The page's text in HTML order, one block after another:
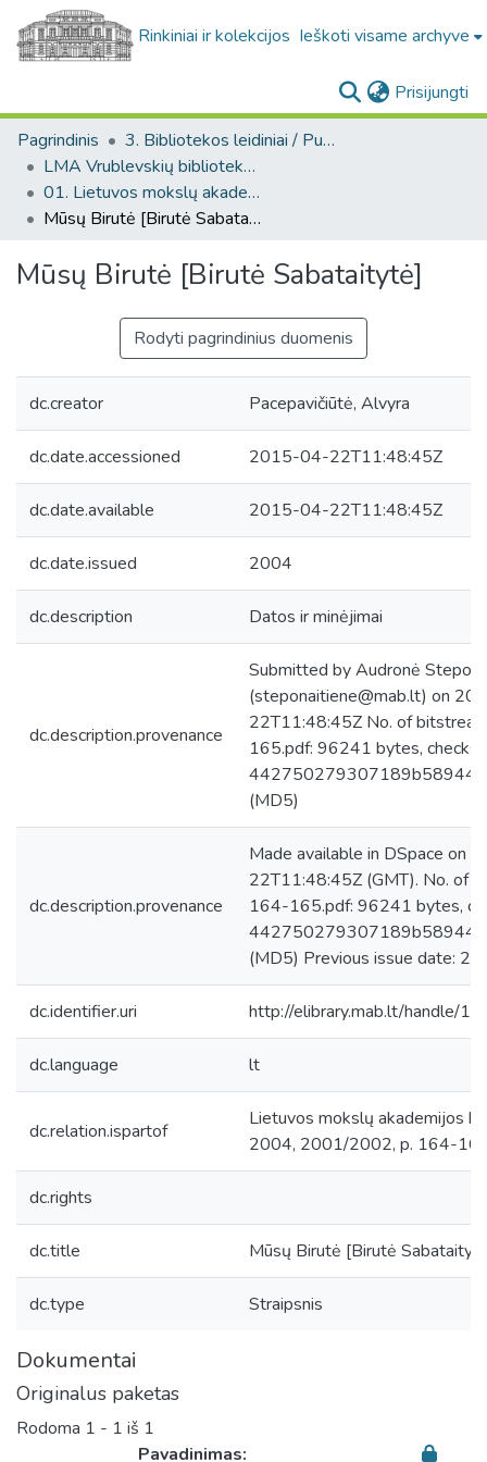
Rinkiniai ir kolekcijos Ieškoti visame archyve
Prisijungti
Pagrindinis
3. Bibliotekos leidiniai / Publications of the Library
LMA Vrublevskių bibliotekos darbai
01. Lietuvos mokslų akademijos biblioteka, 2001/2002
Mūsų Birutė [Birutė Sabataitytė]
Mūsų Birutė [Birutė Sabataitytė]
Rodyti pagrindinius duomenis
dc.creator Pacepavičiūtė, Alvyra
dc.date.accessioned 2015-04-22T11:48:45Z
dc.date.available 2015-04-22T11:48:45Z
dc.date.issued 2004
dc.description Datos ir minėjimai
dc.description.provenance
Submitted by Audronė
(steponaitiene@mab.lt) on
22T11:48:45Z No. of
165.pdf: 96241 bytes,
(MD5)
dc.description.provenance
Made available in DSpace on
22T11:48:45Z (GMT). No. of
164-165.pdf: 96241 bytes,
(MD5) Previous issue date:
dc.identifier.uri http://elibrary.mab.lt/handle/1/
dc.language lt
dc.relation.ispartof
Lietuvos mokslų akademijos
2004, 2001/2002, p. 164-
dc.rights
dc.title Mūsų Birutė [Birutė
dc.type Straipsnis
Dokumentai
Originalus paketas
Rodoma 1 - 1 iš 1
Pavadinimas: